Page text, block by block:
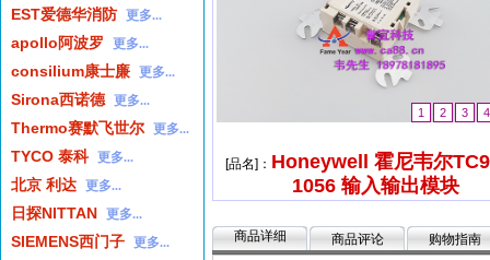
EST爱德华消防 更多...
apollo阿波罗 更多...
consilium康士廉 更多...
Sirona西诺德 更多...
Thermo赛默飞世尔 更多...
TYCO 泰科 更多...
北京 利达 更多...
日探NITTAN 更多...
SIEMENS西门子 更多...
1 2 3 4
[品名]： Honeywell 霍尼韦尔
1056 输入输出模块
商品详细 商品评论 购物指南